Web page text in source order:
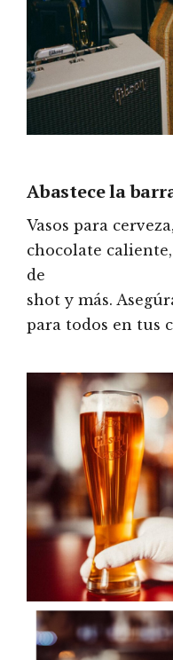
Abastece la
Vasos para
chocolate
de
shot y más.
para todos en tus